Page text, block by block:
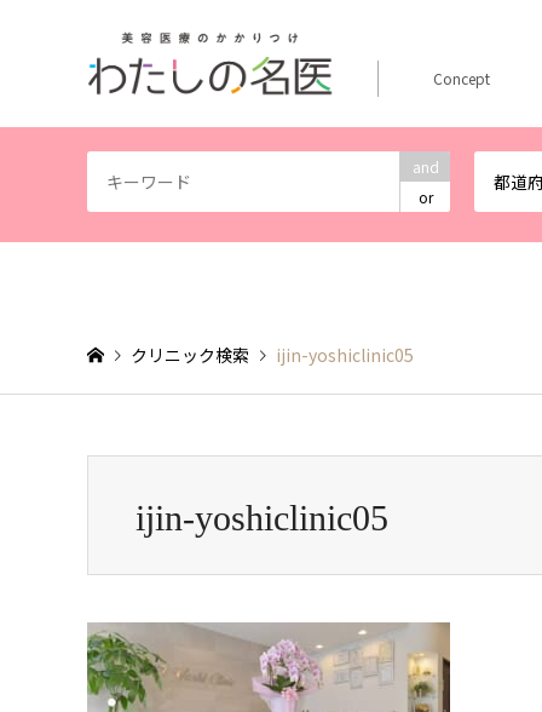
and
or
都道
Concept
クリニック検索 ijin-yoshiclinic05
ijin-yoshiclinic05